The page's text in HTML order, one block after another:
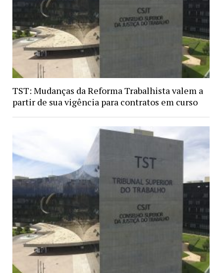
TST: Mudanças da Reforma Trabalhista valem a
partir de sua vigência para contratos em curso